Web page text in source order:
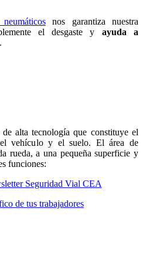
nos garantiza nuestra
el desgaste y ayuda a
.
alta tecnología que constituye el
vehículo y el suelo. El área de
rueda, a una pequeña superficie y
funciones: